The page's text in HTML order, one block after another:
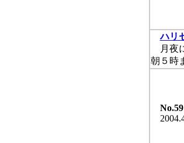
ハリ
月夜
朝５時
No.59